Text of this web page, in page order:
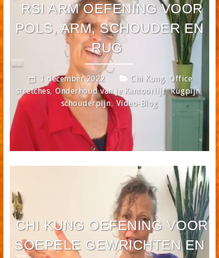
RSI ARM OEFENING VOOR
POLS, ARM, SCHOUDER EN
RUG
1 december 2022 Chi Kung, Office
stretches,Onderhoud van je Kantoorlijf,Rugpijn,
schouderpijn, Video-Blog
CHI KUNG OEFENING VOOR
SOEPELE GEWRICHTEN EN